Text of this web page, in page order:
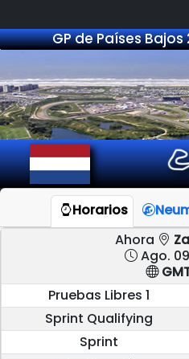
GP de Países
Horarios
Ahora
Ago.
Pruebas Libres 1
Sprint Qualifying
Sprint